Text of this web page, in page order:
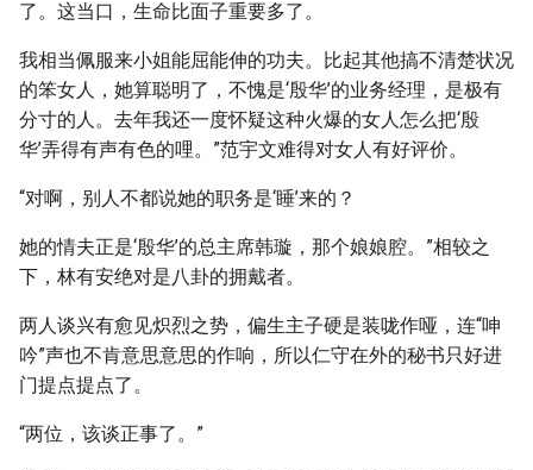
了。这当口，生命比面子重要多了。
我相当佩服来小姐能屈能伸的功夫。比起其他搞不清楚状况
的笨女人，她算聪明了，不愧是‘殷华’的业务经理，是极有
分寸的人。去年我还一度怀疑这种火爆的女人怎么把‘殷
华’弄得有声有色的哩。”范宇文难得对女人有好评价。
“对啊，别人不都说她的职务是‘睡’来的？
她的情夫正是‘殷华’的总主席韩璇，那个娘娘腔。”相较之
下，林有安绝对是八卦的拥戴者。
两人谈兴有愈见炽烈之势，偏生主子硬是装咙作哑，连“呻
吟”声也不肯意思意思的作响，所以仁守在外的秘书只好进
门提点提点了。
“两位，该谈正事了。”